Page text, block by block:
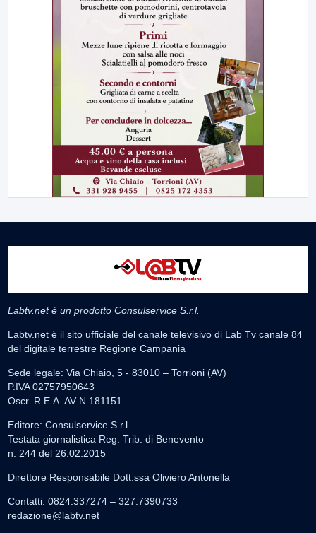
Labtv.net è un prodotto Consulservice S.r.l.
Labtv.net è il sito ufficiale del canale televisivo di Lab Tv canale 84
del digitale terrestre Regione Campania
Sede legale: Via Chiaio, 5 - 83010 – Torrioni (AV)
P.IVA 02757950643
Oscr. R.E.A. AV N.181151
Editore: Consulservice S.r.l.
Testata giornalistica Reg. Trib. di Benevento
n. 244 del 26.02.2015
Direttore Responsabile Dott.ssa Oliviero Antonella
Contatti: 0824.337274 – 327.7390733
redazione@labtv.net